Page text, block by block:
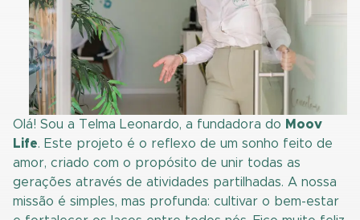
Olá! Sou a Telma Leonardo, a fundadora do Moov
Life. Este projeto é o reflexo de um sonho feito de
amor, criado com o propósito de unir todas as
gerações através de atividades partilhadas. A nossa
missão é simples, mas profunda: cultivar o bem-estar